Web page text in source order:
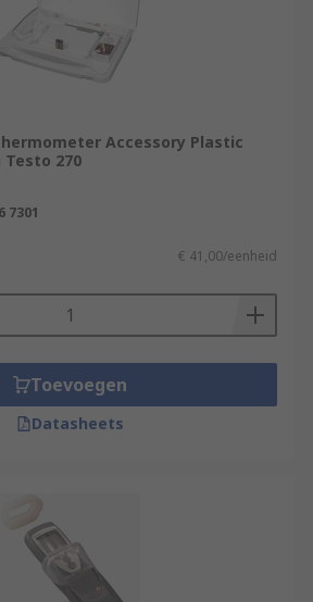
Accessory Plastic
270
7301
€ 41,00/eenheid
Toevoegen
Datasheets